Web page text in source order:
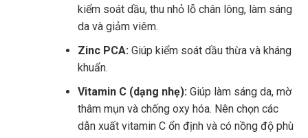
kiểm soát dầu, thu nhỏ lỗ chân lông, làm sáng
da và giảm viêm.
Zinc PCA: Giúp kiểm soát dầu thừa và kháng
khuẩn.
Vitamin C (dạng nhẹ): Giúp làm sáng da, mờ
thâm mụn và chống oxy hóa. Nên chọn các
dẫn xuất vitamin C ổn định và có nồng độ phù